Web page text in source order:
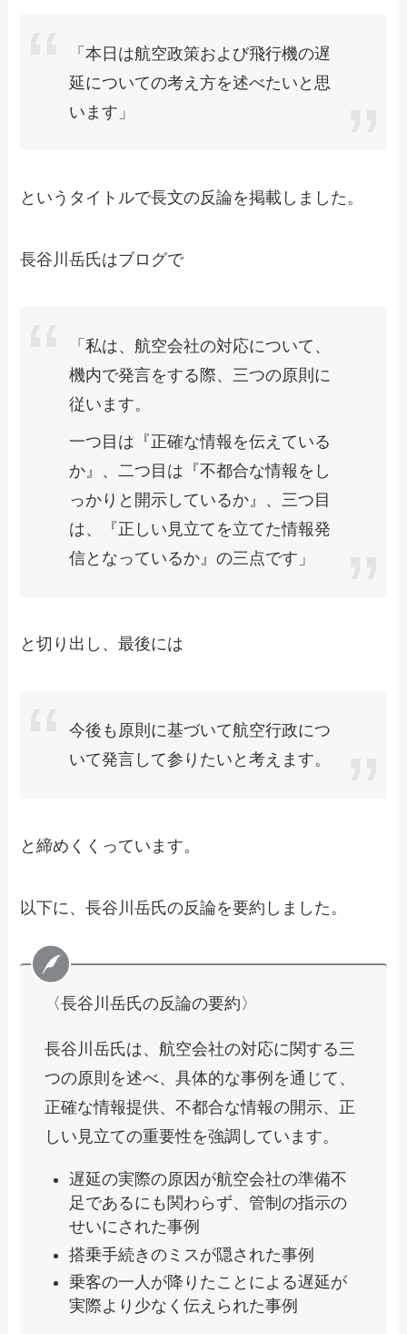
「本日は航空政策および飛行機の遅
延についての考え方を述べたいと思
います」
というタイトルで長文の反論を掲載しました。
長谷川岳氏はブログで
「私は、航空会社の対応について、
機内で発言をする際、三つの原則に
従います。
一つ目は『正確な情報を伝えている
か』、二つ目は『不都合な情報をし
っかりと開示しているか』、三つ目
は、『正しい見立てを立てた情報発
信となっているか』の三点です」
と切り出し、最後には
今後も原則に基づいて航空行政につ
いて発言して参りたいと考えます。
と締めくくっています。
以下に、長谷川岳氏の反論を要約しました。
〈長谷川岳氏の反論の要約〉
長谷川岳氏は、航空会社の対応に関する三
つの原則を述べ、具体的な事例を通じて、
正確な情報提供、不都合な情報の開示、正
しい見立ての重要性を強調しています。
遅延の実際の原因が航空会社の準備不
足であるにも関わらず、管制の指示の
せいにされた事例
搭乗手続きのミスが隠された事例
乗客の一人が降りたことによる遅延が
実際より少なく伝えられた事例